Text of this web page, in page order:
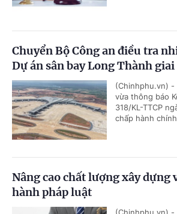
Chuyển Bộ Công an điều tra
Dự án sân bay Long Thành giai
(Chinhphu.vn) -
vừa thông báo
318/KL-TTCP
chấp hành
Nâng cao chất lượng xây dựng
hành pháp luật